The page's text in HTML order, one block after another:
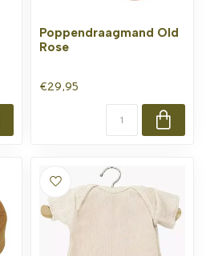
Poppendraagmand Old
Rose
€29,95